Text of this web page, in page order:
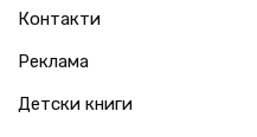
Контакти
Реклама
Детски книги